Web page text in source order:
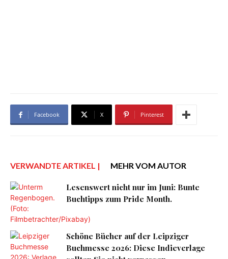
Facebook X Pinterest
VERWANDTE ARTIKEL | MEHR VOM AUTOR
Lesenswert nicht nur im Juni: Bunte
Buchtipps zum Pride Month.
Schöne Bücher auf der Leipziger
Buchmesse 2026: Diese Indieverlage